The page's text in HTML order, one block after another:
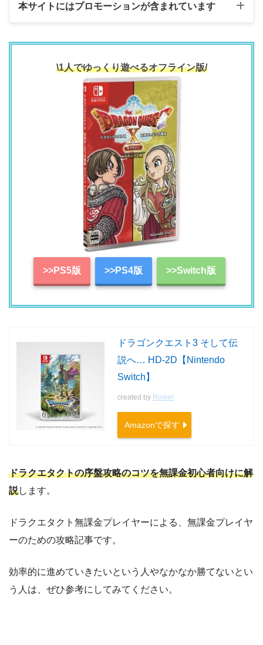
本サイトにはプロモーションが含まれています
\1人でゆっくり遊べるオフライン版/
>>PS5版 >>PS4版 >>Switch版
ドラゴンクエスト3 そして伝
説へ… HD-2D【Nintendo
Switch】
created by Rinker
Amazonで探す
ドラクエタクトの序盤攻略のコツを無課金初心者向けに解
説します。
ドラクエタクト無課金プレイヤーによる、無課金プレイヤ
ーのための攻略記事です。
効率的に進めていきたいという人やなかなか勝てないとい
う人は、ぜひ参考にしてみてください。